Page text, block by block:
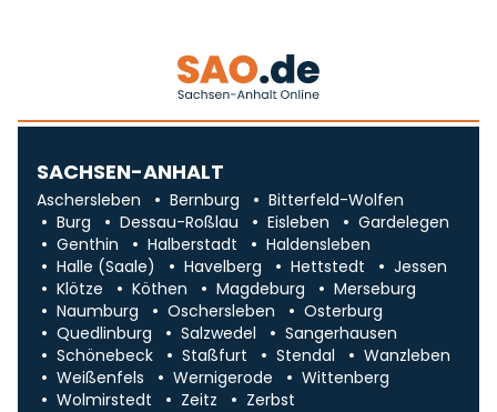
SACHSEN-ANHALT
Aschersleben Bernburg
Bitterfeld-Wolfen
Burg
Dessau-Roßlau Eisleben
Gardelegen
Genthin
Halberstadt
Haldensleben
Halle (Saale)
Havelberg Hettstedt
Jessen
Klötze
Köthen Magdeburg
Merseburg
Naumburg
Oschersleben
Osterburg
Quedlinburg
Salzwedel
Sangerhausen
Schönebeck
Staßfurt Stendal
Wanzleben
Weißenfels
Wernigerode
Wittenberg
Wolmirstedt
Zeitz Zerbst